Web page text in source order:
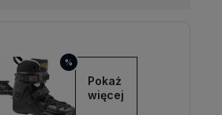
%
Pokaż
więcej